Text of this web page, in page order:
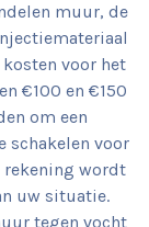
muur, de
voor het
€100 en €150
om een
schakelen voor
rekening wordt
uw situatie.
tegen vocht